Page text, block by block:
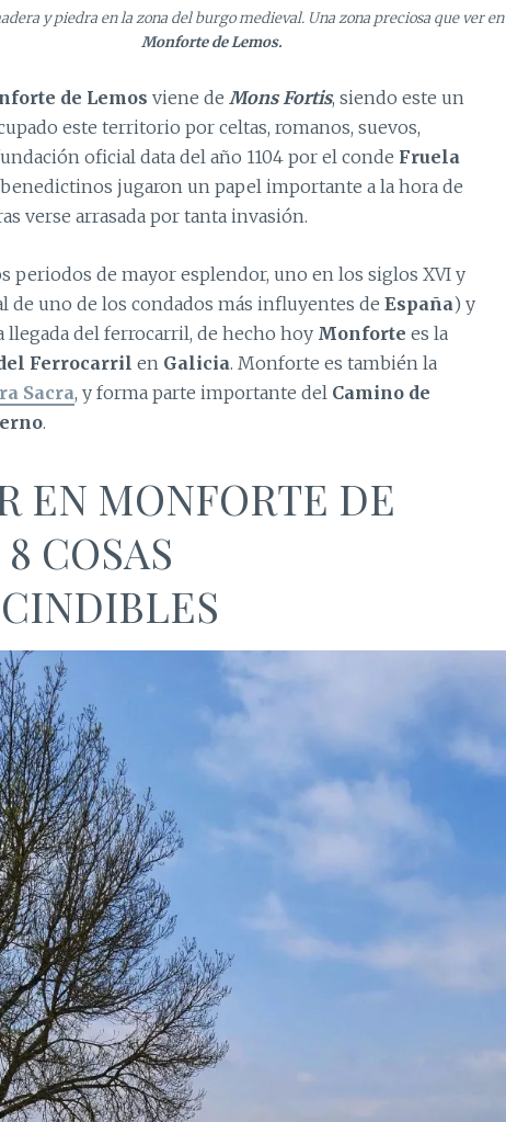
y piedra en la zona del burgo medieval. Una zona preciosa que ver en
Monforte de Lemos.
de Lemos viene de Mons Fortis, siendo este un
este territorio por celtas, romanos, suevos,
oficial data del año 1104 por el conde Fruela
jugaron un papel importante a la hora de
verse arrasada por tanta invasión.
periodos de mayor esplendor, uno en los siglos XVI y
de uno de los condados más influyentes de España) y
llegada del ferrocarril, de hecho hoy Monforte es la
Ferrocarril en Galicia. Monforte es también la
Sacra, y forma parte importante del Camino de
.
EN MONFORTE DE
COSAS